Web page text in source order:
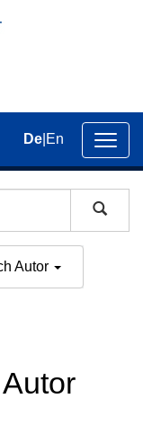
der
De En
Autor